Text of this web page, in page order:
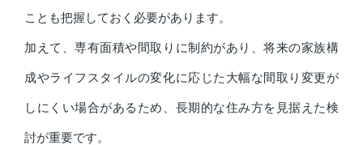
ことも把握しておく必要があります。
加えて、専有面積や間取りに制約があり、将来の家族構
成やライフスタイルの変化に応じた大幅な間取り変更が
しにくい場合があるため、長期的な住み方を見据えた検
討が重要です。